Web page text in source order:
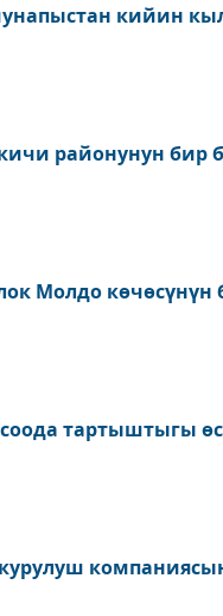
кийин
районунун бир
Молдо
тартыштыгы